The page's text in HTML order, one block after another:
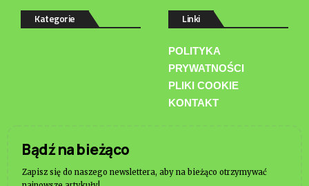
Kategorie Linki
POLITYKA
PRYWATNOŚCI
PLIKI COOKIE
KONTAKT
Bądź na bieżąco
Zapisz się do naszego newslettera, aby na bieżąco otrzymywać